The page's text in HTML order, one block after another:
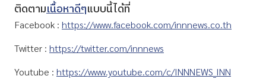
ติดตามเนื้อหาดีๆแบบนี้ได้ที่
Facebook : https://www.facebook.com/innnews.co.th
Twitter : https://twitter.com/innnews
Youtube : https://www.youtube.com/c/INNNEWS_INN